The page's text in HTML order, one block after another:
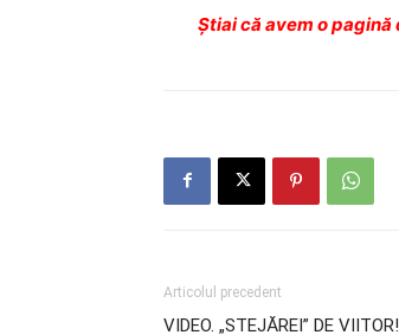
Ştiai că avem o
Articolul precedent
VIDEO. „STEJĂREI” DE